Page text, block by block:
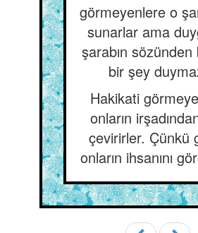
görmeyenlere o
sunarlar ama
şarabın
bir şey
Hakikati
onların
çevirirler. Çünkü
onların ihsanını